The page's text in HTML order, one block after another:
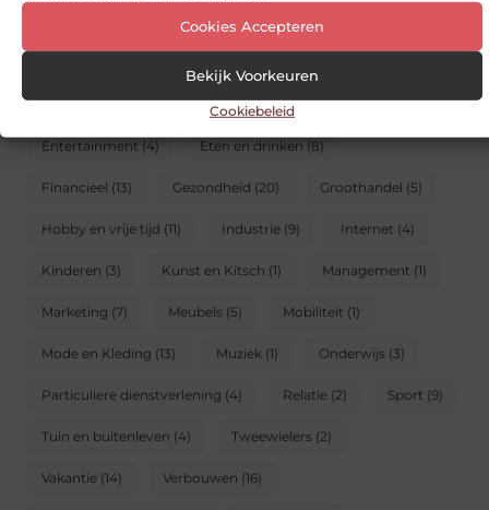
Cookies Accepteren
Bekijk Voorkeuren
Cookiebeleid
Blog(5) Boeken en Tijdschriften
Electronica en Computers(7) Energie(3)
Entertainment (4) Eten en drinken (8)
Financieel (13) Gezondheid (20) Groothandel (5)
Hobby en vrije tijd (11) Industrie (9) Internet (4)
Kinderen (3) Kunst en Kitsch (1) Management (1)
Marketing (7) Meubels (5) Mobiliteit (1)
Mode en Kleding (13) Muziek (1) Onderwijs (3)
Particuliere dienstverlening (4) Relatie (2) Sport (9)
Tuin en buitenleven (4) Tweewielers (2)
Vakantie (14) Verbouwen (16)